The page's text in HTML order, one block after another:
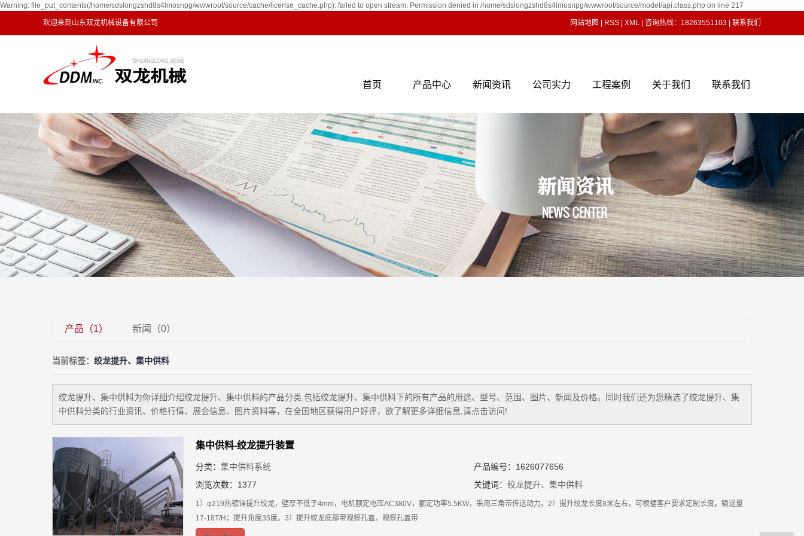
Warning: file_put_contents(/home/sdslongzshd8s4lmosnpg/wwwroot/source/cache/license_cache.php): failed to open stream: Permission denied in /home/sdslongzshd8s4lmosnpg/wwwroot/source/model/api.class.php on line 217
欢迎来到山东双龙机械设备有限公司 网站地图 RSS XML | 咨询热线：18263551103 | 联系我们
首页 产品中心 新闻资讯 公司实力 工程案例 关于我们 联系我们
产品（1） 新闻（0）
当前标签： 绞龙提升、集中供料
绞龙提升、集中供料为你详细介绍绞龙提升、集中供料的产品分类,包括绞龙提升、集中供料下的所有产品的用途、型号、范围、图片、新闻及价格。同时我们还为您精选了绞龙提升、集
中供料分类的行业资讯、价格行情、展会信息、图片资料等，在全国地区获得用户好评，欲了解更多详细信息,请点击访问!
集中供料-绞龙提升装置
分类： 集中供料系统
产品编号：1626077656
浏览次数：1377
关键词： 绞龙提升、集中供料
1）φ219热镀锌提升绞龙，壁厚不低于4mm，电机额定电压AC380V，额定功率5.5KW，采用三角带传送动力。2）提升绞龙长度8米左右，可根据客户要求定制长度。输送量
17-18T/H；提升角度35度。3）提升绞龙底部带观察孔盖，观察孔盖带